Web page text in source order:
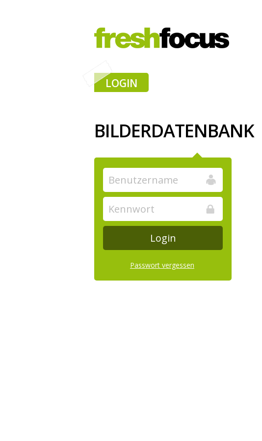
LOGIN
BILDERDATENBANK
Passwort vergessen